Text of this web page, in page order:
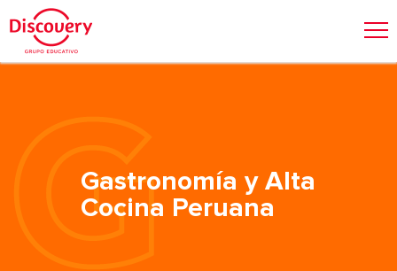
Gastronomía y Alta
Cocina Peruana